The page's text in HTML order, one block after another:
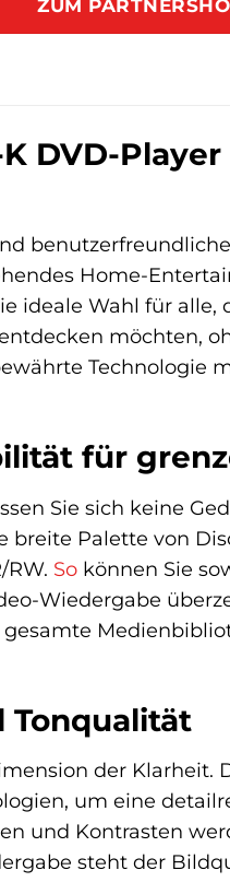
ZUM
DVD-
Home-
ideale Wahl für
möchten,
Technologie
für
Sie sich keine
breite Palette von
RW. So können Sie
Wiedergabe
Tonqualität
der Klarheit.
um eine
und Kontrasten
steht der